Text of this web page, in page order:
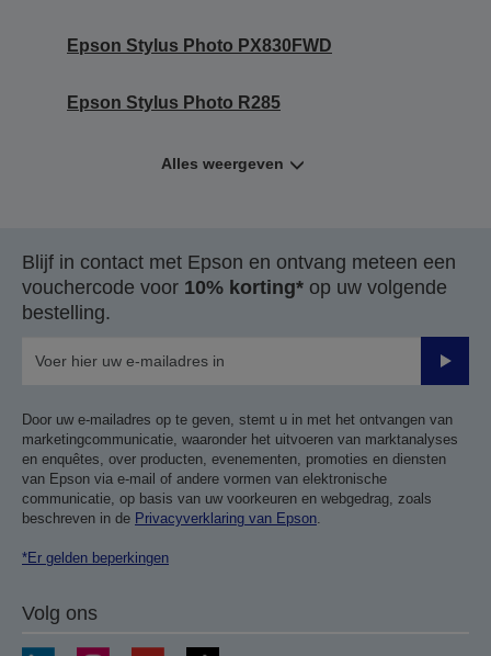
Epson Stylus Photo PX830FWD
Epson Stylus Photo R285
Alles weergeven
Blijf in contact met Epson en ontvang meteen een
vouchercode voor 10% korting* op uw volgende
bestelling.
Door uw e-mailadres op te geven, stemt u in met het ontvangen van
marketingcommunicatie, waaronder het uitvoeren van marktanalyses
en enquêtes, over producten, evenementen, promoties en diensten
van Epson via e-mail of andere vormen van elektronische
communicatie, op basis van uw voorkeuren en webgedrag, zoals
beschreven in de Privacyverklaring van Epson.
*Er gelden beperkingen
Volg ons